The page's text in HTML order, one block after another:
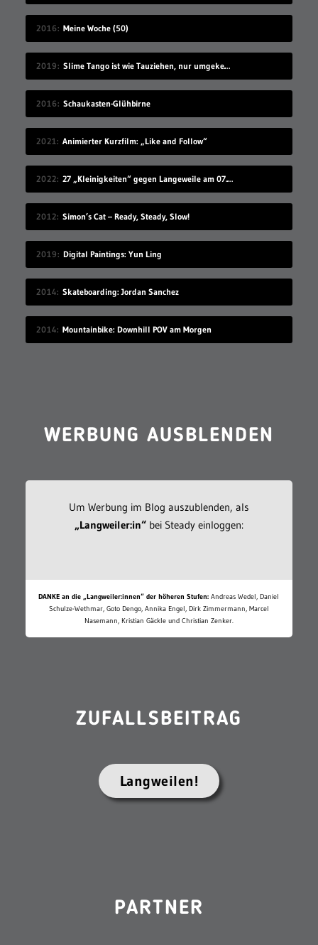
2016 Meine Woche (50)
2019 Slime Tango ist wie Tauziehen, nur umgekehrt
2016 Schaukasten-Glühbirne
2021 Animierter Kurzfilm: „Like and Follow“
2022 27 „Kleinigkeiten“ gegen Langeweile am 07.08.2022
2012 Simon’s Cat – Ready, Steady, Slow!
2019 Digital Paintings: Yun Ling
2014 Skateboarding: Jordan Sanchez
2014 Mountainbike: Downhill POV am Morgen
WERBUNG AUSBLENDEN
Um Werbung im Blog auszublenden, als
„Langweiler:in“bei Steady einloggen:
DANKE an die „Langweiler:innen“ der höheren Stufen: Andreas Wedel, Daniel
Schulze-Wethmar, Goto Dengo, Annika Engel, Dirk Zimmermann, Marcel
Nasemann, Kristian Gäckle und Christian Zenker.
ZUFALLSBEITRAG
Langweilen!
PARTNER